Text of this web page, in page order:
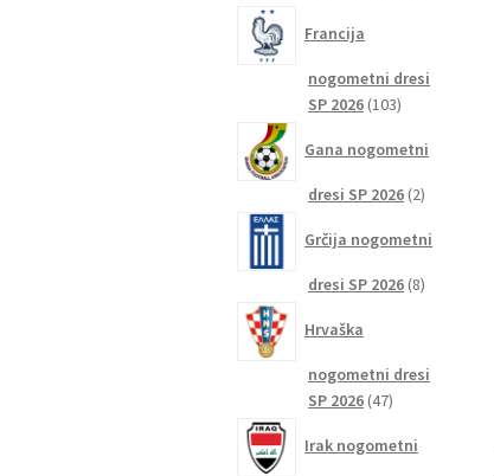
Francija
nogometni dresi
SP 2026 103103
Gana nogometni
dresi SP 2026 22
Grčija nogometni
dresi SP 2026 88
Hrvaška
nogometni dresi
SP 2026 4747
Irak nogometni